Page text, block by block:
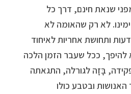
שנאת חינם, דרך כל
ימינו. לא רק שהאומה לא
ותחושת אחריות לאיחוד
להיפך, ככל שעבר הזמן הלכה
בָּזָה לגורלה, התגאתה
ובטבע כולו